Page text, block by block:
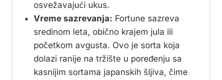
osvežavajući ukus.
Vreme sazrevanja: Fortune sazreva
sredinom leta, obično krajem jula ili
početkom avgusta. Ovo je sorta koja
dolazi ranije na tržište u poređenju sa
kasnijim sortama japanskih šljiva, čime